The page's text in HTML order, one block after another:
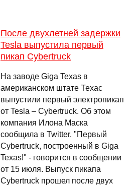
После двухлетней задержки
Tesla выпустила первый
пикап Cybertruck
На заводе Giga Texas в
американском штате Техас
выпустили первый электропикап
от Tesla – Cybertruck. Об этом
компания Илона Маска
сообщила в Twitter. "Первый
Cybertruck, построенный в Giga
Texas!" - говорится в сообщении
от 15 июля. Выпуск пикапа
Cybertruck прошел после двух